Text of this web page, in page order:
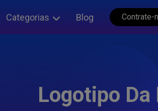
Categorias Blog Contrate-
Logotipo Da